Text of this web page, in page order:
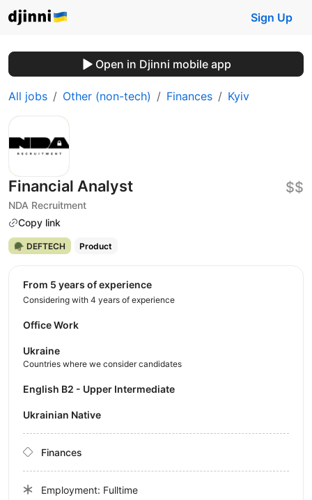
Sign Up
Open in Djinni mobile app
All jobs Other (non-tech) Finances Kyiv
Financial Analyst
NDA Recruitment
Copy link
$$
🪖 DEFTECH Product
from 5 years of experience
Considering with 4 years of experience
Office Work
Ukraine
Countries where we consider candidates
English B2 - Upper Intermediate
Ukrainian Native
Finances
Employment: Fulltime